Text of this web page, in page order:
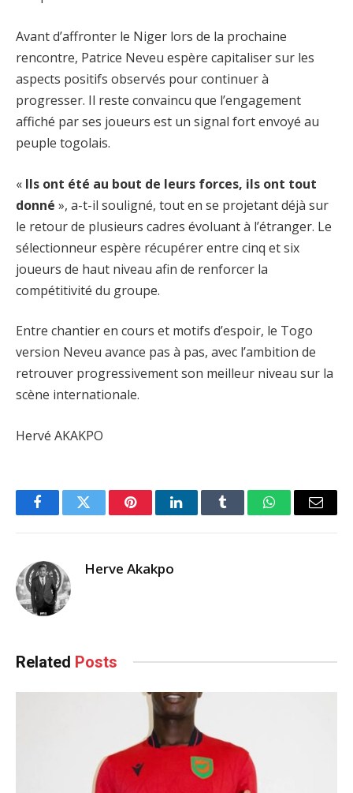
Avant d’affronter le Niger lors de la prochaine
rencontre, Patrice Neveu espère capitaliser sur les
aspects positifs observés pour continuer à
progresser. Il reste convaincu que l’engagement
affiché par ses joueurs est un signal fort envoyé au
peuple togolais.
« Ils ont été au bout de leurs forces, ils ont tout
donné », a-t-il souligné, tout en se projetant déjà sur
le retour de plusieurs cadres évoluant à l’étranger. Le
sélectionneur espère récupérer entre cinq et six
joueurs de haut niveau afin de renforcer la
compétitivité du groupe.
Entre chantier en cours et motifs d’espoir, le Togo
version Neveu avance pas à pas, avec l’ambition de
retrouver progressivement son meilleur niveau sur la
scène internationale.
Hervé AKAKPO
FacebookTwitter PinterestLinkedInTumblr WhatsAppEmail
Herve Akakpo
Related Posts